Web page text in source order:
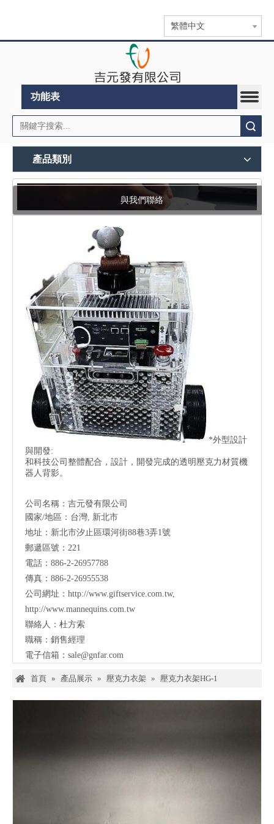
繁體中文
功能表
產品類別
與我們聯絡
*外型設計
與開發:
和科技公司整體配合，設計，開發完成的透明壓克力材質機
器人背影。
公司名稱：吉元發有限公司
國家/地區：台灣, 新北市
地址：新北市汐止區環河街88巷3弄1號
郵遞區號：221
電話：886-2-26957788
傳真：886-2-26955538
公司網址： http://www.giftservice.com.tw,
http://www.mannequins.com.tw
聯絡人：杜方索
職稱：銷售經理
電子信箱： sale@gnfar.com
首頁 » 產品展示 » 壓克力衣架 » 壓克力衣架HG-1